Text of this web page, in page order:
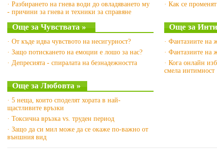
· Разбирането на гнева води до овладяването му
- причини за гнева и техники за справяне
· Как се
Още за Чувствата »
· От къде идва чувството на несигурност?
· Защо потискането на емоции е лошо за нас?
· Депресията - спиралата на безнадежността
Още за
· Фантазиите на
· Фантазиите на
· Кога онлайн
смела интимност
Още за Любовта »
· 5 неща, които споделят хората в най-
щастливите връзки
· Токсична връзка vs. труден период
· Защо да си мил може да се окаже по-важно от
външния вид